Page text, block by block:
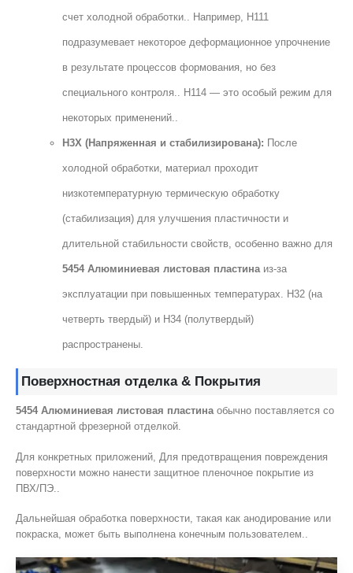
счет холодной обработки.. Например, H111
подразумевает некоторое деформационное упрочнение
в результате процессов формования, но без
специального контроля.. H114 — это особый режим для
некоторых применений..
H3X (Напряженная и стабилизирована): После
холодной обработки, материал проходит
низкотемпературную термическую обработку
(стабилизация) для улучшения пластичности и
длительной стабильности свойств, особенно важно для
5454 Алюминиевая листовая пластина из-за
эксплуатации при повышенных температурах. H32 (на
четверть твердый) и H34 (полутвердый)
распространены.
Поверхностная отделка & Покрытия
5454 Алюминиевая листовая пластинаобычно поставляется со
стандартной фрезерной отделкой.
Для конкретных приложений, Для предотвращения повреждения
поверхности можно нанести защитное пленочное покрытие из
ПВХ/ПЭ..
Дальнейшая обработка поверхности, такая как анодирование или
покраска, может быть выполнена конечным пользователем..